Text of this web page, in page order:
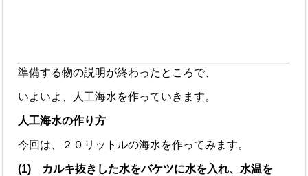
準備する物の説明が終わったところで、
いよいよ、人工海水を作っていきます。
人工海水の作り方
今回は、２０リットルの海水を作ってみます。
(1) カルキ抜きした水をバケツに水を入れ、水温を